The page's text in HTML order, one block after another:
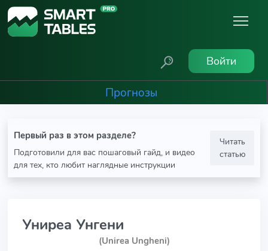
Войти
Прогнозы
Первый раз в этом разделе?
Подготовили для вас пошаговый гайд, и видео
для тех, кто любит наглядные инструкции
Читать
статью
Униреа Унгени
(Unirea Ungheni)